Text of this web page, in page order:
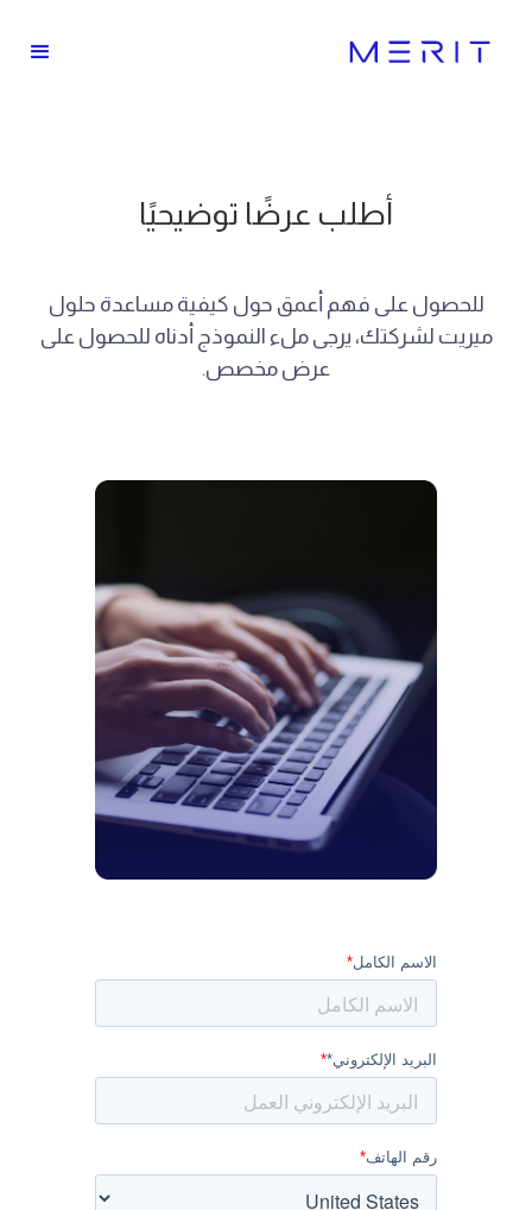
أطلب عرضًا توضيحيًا
للحصول على فهم أعمق حول كيفية مساعدة حلول
ميريت لشركتك، يرجى ملء النموذج أدناه للحصول على
عرض مخصص.